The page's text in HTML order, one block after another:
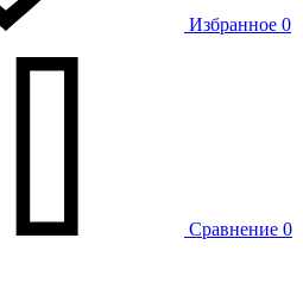
Избранное 0
Сравнение 0